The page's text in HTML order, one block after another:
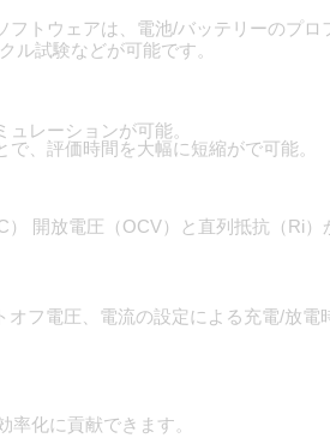
トウェアは、電池/バッテリーのプロ
ル試験などが可能です。
レーションが可能。
、評価時間を大幅に短縮がで可能。
開放電圧（OCV）と直列抵抗（Ri
フ電圧、電流の設定による充電/放電
化に貢献できます。